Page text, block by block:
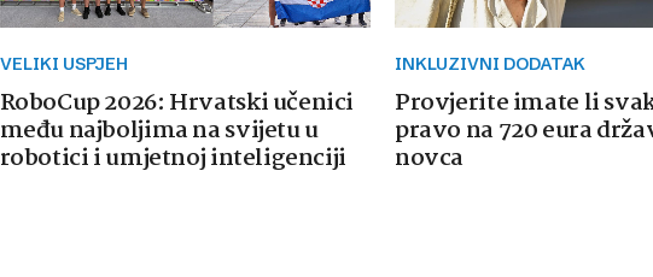
VELIKI USPJEH
RoboCup 2026: Hrvatski učenici
među najboljima na svijetu u
robotici i umjetnoj inteligenciji
INKLUZIVNI DODATAK
Provjerite imate li
pravo na 720 eura
novca